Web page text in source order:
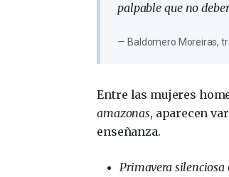
palpable que no
Baldomero Moreiras,
Entre las mujeres
amazonas, aparecen
enseñanza.
Primavera